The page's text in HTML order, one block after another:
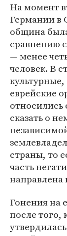
На момент
Германии в
община
сравнению
— менее
человек. В
еврейские
относились
сказать о
страны, то
часть
направлена
Гонения на
после того,